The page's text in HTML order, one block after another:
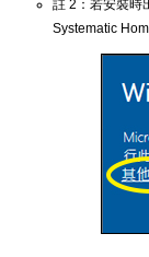
註 2：若安裝時
Systematic